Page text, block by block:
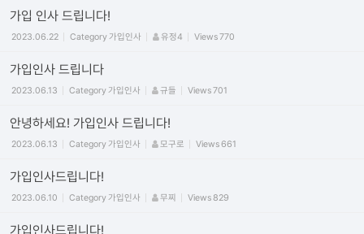
가입 인사 드립니다!
2023.06.22 Category가입인사 유정4 Views770
가입인사 드립니다
2023.06.13 Category가입인사 규들 Views701
안녕하세요! 가입인사 드립니다!
2023.06.13 Category가입인사 모구로 Views661
가입인사드립니다!
2023.06.10 Category가입인사 무찌 Views829
가입인사드립니다!